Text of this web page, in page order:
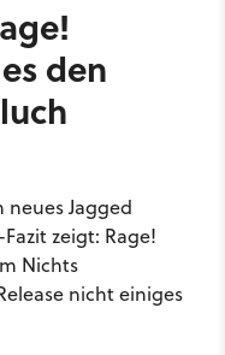
den
Jagged
zeigt: Rage!
Nichts
nicht einiges